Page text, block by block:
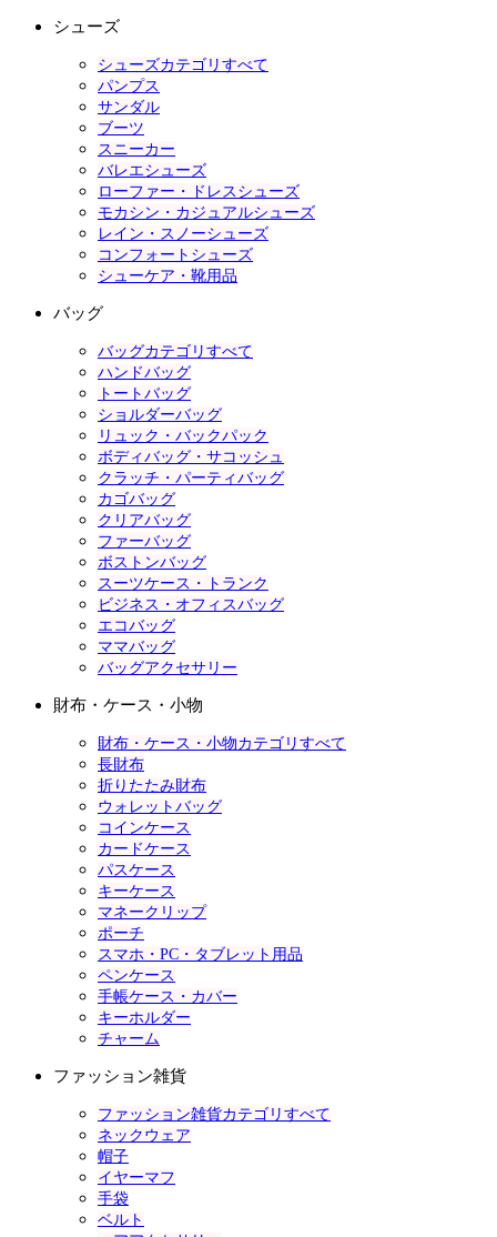
シューズ
シューズカテゴリすべて
パンプス
サンダル
ブーツ
スニーカー
バレエシューズ
ローファー・ドレスシューズ
モカシン・カジュアルシューズ
レイン・スノーシューズ
コンフォートシューズ
シューケア・靴用品
バッグ
バッグカテゴリすべて
ハンドバッグ
トートバッグ
ショルダーバッグ
リュック・バックパック
ボディバッグ・サコッシュ
クラッチ・パーティバッグ
カゴバッグ
クリアバッグ
ファーバッグ
ボストンバッグ
スーツケース・トランク
ビジネス・オフィスバッグ
エコバッグ
ママバッグ
バッグアクセサリー
財布・ケース・小物
財布・ケース・小物カテゴリすべて
長財布
折りたたみ財布
ウォレットバッグ
コインケース
カードケース
パスケース
キーケース
マネークリップ
ポーチ
スマホ・PC・タブレット用品
ペンケース
手帳ケース・カバー
キーホルダー
チャーム
ファッション雑貨
ファッション雑貨カテゴリすべて
ネックウェア
帽子
イヤーマフ
手袋
ベルト